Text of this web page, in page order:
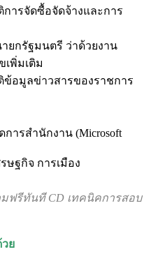
ารจัดซื้อจัดจ้างและการ
ยกรัฐมนตรี ว่าด้วยงาน
เพิ่มเติม
อมูลข่าวสารของราชการ
ารสำนักงาน (Microsoft
ษฐกิจ การเมือง
ฟรีทันที CD เทคนิคการสอบ
ย